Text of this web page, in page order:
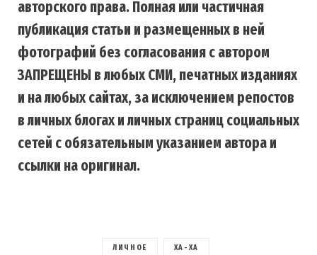
авторского права. Полная или частичная
публикация статьи и размещенных в ней
фотографий без согласования с автором
ЗАПРЕЩЕНЫ в любых СМИ, печатных изданиях
и на любых сайтах, за исключением репостов
в личных блогах и личных страниц социальных
сетей с обязательным указанием автора и
ссылки на оригинал.
ЛИЧНОЕ ХА-ХА